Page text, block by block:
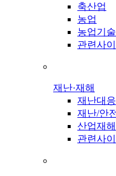
축산업
농업
농업기
관련사
재난·재해
재난대응
재난/안
산업재
관련사